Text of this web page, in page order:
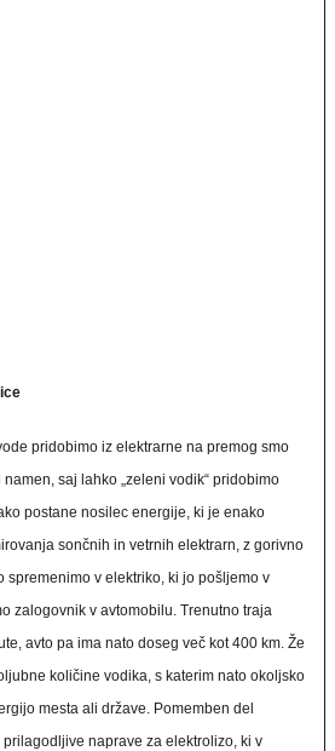
pridobimo iz elektrarne na premog smo
saj lahko „zeleni vodik“ pridobimo
postane nosilec energije, ki je enako
sončnih in vetrnih elektrarn, z gorivno
spremenimo v elektriko, ki jo pošljemo v
zalogovnik v avtomobilu. Trenutno traja
avto pa ima nato doseg več kot 400 km. Že
količine vodika, s katerim nato okoljsko
mesta ali države. Pomemben del
naprave za elektrolizo, ki v